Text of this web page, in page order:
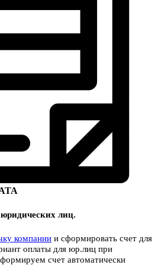
лиц.
компании и сформировать счет для
оплаты для юр.лиц при
счет автоматически